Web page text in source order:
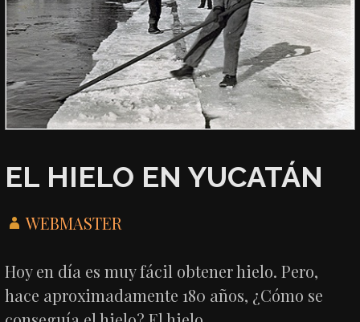
EL HIELO EN YUCATÁN
WEBMASTER
Hoy en día es muy fácil obtener hielo. Pero,
hace aproximadamente 180 años, ¿Cómo se